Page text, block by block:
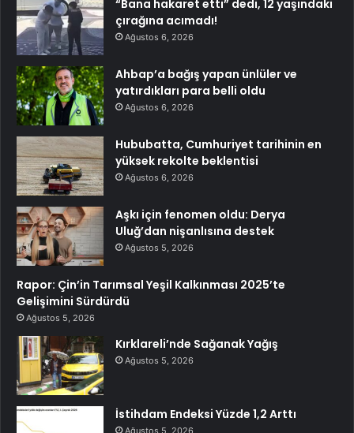
“Bana hakaret etti” dedi, 12 yaşındaki
çırağına acımadı!
Ağustos 6, 2026
Ahbap’a bağış yapan ünlüler ve
yatırdıkları para belli oldu
Ağustos 6, 2026
Hububatta, Cumhuriyet tarihinin en
yüksek rekolte beklentisi
Ağustos 6, 2026
Aşkı için fenomen oldu: Derya
Uluğ’dan nişanlısına destek
Ağustos 5, 2026
Rapor: Çin’in Tarımsal Yeşil Kalkınması 2025’te
Gelişimini Sürdürdü
Ağustos 5, 2026
Kırklareli’nde Sağanak Yağış
Ağustos 5, 2026
İstihdam Endeksi Yüzde 1,2 Arttı